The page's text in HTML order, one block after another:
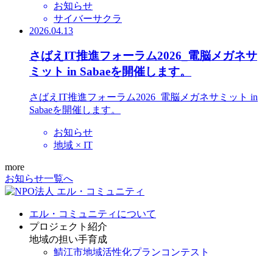
お知らせ
サイバーサクラ
2026.04.13
さばえIT推進フォーラム2026_電脳メガネサ
ミット in Sabaeを開催します。
さばえIT推進フォーラム2026_電脳メガネサミット in
Sabaeを開催します。
お知らせ
地域 × IT
more
お知らせ一覧へ
エル・コミュニティについて
プロジェクト紹介
地域の担い手育成
鯖江市地域活性化プランコンテスト